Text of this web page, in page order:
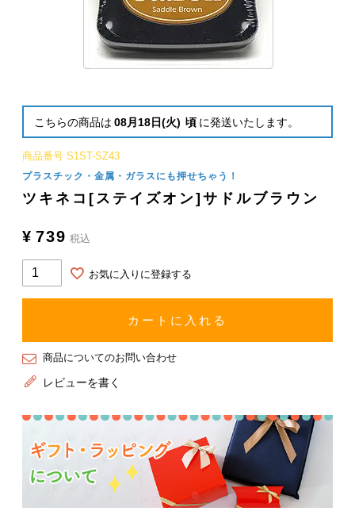
こちらの商品は 08月18日(火) 頃 に発送いたします。
商品番号 S1ST-SZ43
プラスチック・金属・ガラスにも押せちゃう！
ツキネコ[ステイズオン]サドルブラウン
¥ 739 税込
お気に入りに登録する
カートに入れる
商品についてのお問い合わせ
レビューを書く